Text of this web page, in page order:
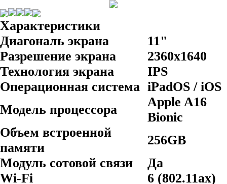
Характеристики
Диагональ экрана
11"
Разрешение экрана
2360x1640
Технология экрана
IPS
Операционная система iPadOS / iOS
Модель процессора
Apple A16
Bionic
Объем встроенной
памяти
256GB
Модуль сотовой связи
Да
Wi-Fi
6 (802.11ax)